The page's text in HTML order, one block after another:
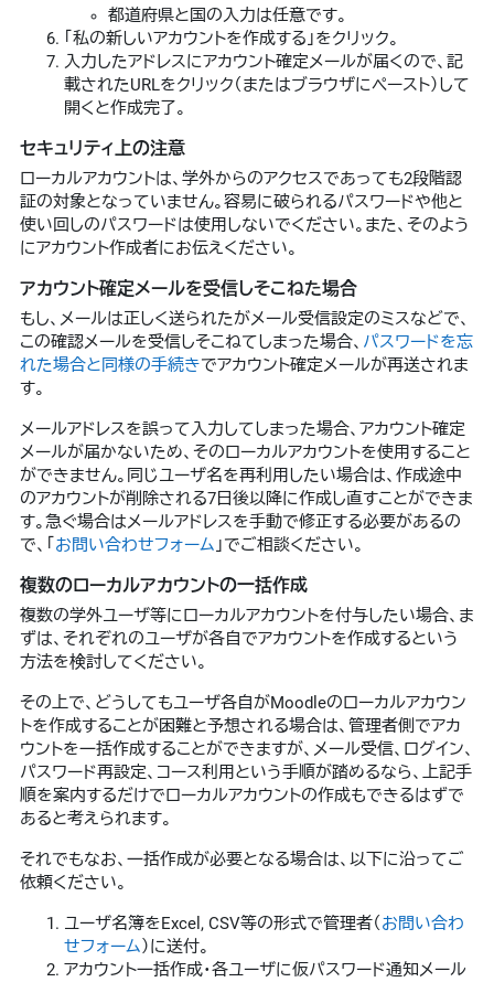
都道府県と国の入力は任意です。
「私の新しいアカウントを作成する」をクリック。
入力したアドレスにアカウント確定メールが届くので、記
載されたURLをクリック（またはブラウザにペースト）して
開くと作成完了。
セキュリティ上の注意
ローカルアカウントは、学外からのアクセスであっても2段階認
証の対象となっていません。容易に破られるパスワードや他と
使い回しのパスワードは使用しないでください。また、そのよう
にアカウント作成者にお伝えください。
アカウント確定メールを受信しそこねた場合
もし、メールは正しく送られたがメール受信設定のミスなどで、
この確認メールを受信しそこねてしまった場合、
パスワードを忘
れた場合と同様の手続きでアカウント確定メールが再送されま
す。
メールアドレスを誤って入力してしまった場合、アカウント確定
メールが届かないため、そのローカルアカウントを使用すること
ができません。同じユーザ名を再利用したい場合は、作成途中
のアカウントが削除される7日後以降に作成し直すことができま
す。急ぐ場合はメールアドレスを手動で修正する必要があるの
で、「 お問い合わせフォーム 」でご相談ください。
複数のローカルアカウントの一括作成
複数の学外ユーザ等にローカルアカウントを付与したい場合、ま
ずは、それぞれのユーザが各自でアカウントを作成するという
方法を検討してください。
その上で、どうしてもユーザ各自がMoodleのローカルアカウン
トを作成することが困難と予想される場合は、管理者側でアカ
ウントを一括作成することができますが、メール受信、ログイン、
パスワード再設定、コース利用という手順が踏めるなら、上記手
順を案内するだけでローカルアカウントの作成もできるはずで
あると考えられます。
それでもなお、一括作成が必要となる場合は、以下に沿ってご
依頼ください。
ユーザ名簿をExcel, CSV等の形式で管理者（ お問い合わ
せフォーム ）に送付。
アカウント一括作成・各ユーザに仮パスワード通知メール